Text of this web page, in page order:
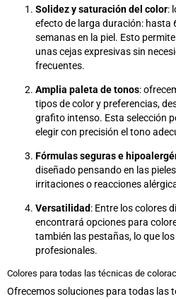
Solidez y saturación del color:
efecto de larga duración: hasta
semanas en la piel. Esto
unas cejas expresivas sin
frecuentes.
Amplia paleta de tonos:
tipos de color y preferencias,
grafito intenso. Esta selección
elegir con precisión el tono
Fórmulas seguras e
diseñado pensando en las
irritaciones o reacciones
Versatilidad: Entre los colores
encontrará opciones para
también las pestañas, lo que
profesionales.
Colores para todas las técnicas de
Ofrecemos soluciones para todas las